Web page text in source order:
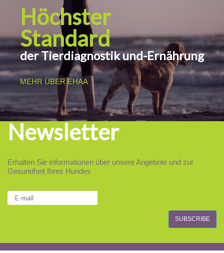
Höchster
Standard
der Tierdiagnostik und-Ernährung
MEHR ÜBER EHAA
Newsletter
Erhalten Sie Informationen über unsere Angebote und zur
Gesundheit Ihres Hundes
SUBSCRIBE